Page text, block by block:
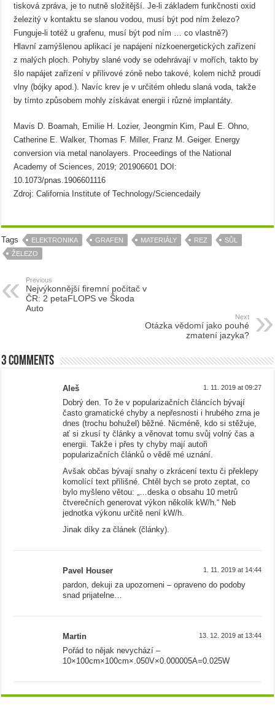
tisková zpráva, je to nutně složitější. Je-li základem funkčnosti oxid
železitý v kontaktu se slanou vodou, musí být pod ním železo?
Funguje-li totéž u grafenu, musí být pod ním … co vlastně?)
Hlavní zamýšlenou aplikací je napájení nízkoenergetických zařízení
z malých ploch. Pohyby slané vody se odehrávají v mořích, takto by
šlo napájet zařízení v přílivové zóně nebo takové, kolem nichž proudí
vlny (bójky apod.). Navíc krev je v určitém ohledu slaná voda, takže
by tímto způsobem mohly získávat energii i různé implantáty.
Mavis D. Boamah, Emilie H. Lozier, Jeongmin Kim, Paul E. Ohno,
Catherine E. Walker, Thomas F. Miller, Franz M. Geiger. Energy
conversion via metal nanolayers. Proceedings of the National
Academy of Sciences, 2019; 201906601 DOI:
10.1073/pnas.1906601116
Zdroj: California Institute of Technology/Sciencedaily
Tags ELEKTRONIKA GRAFEN MATERIÁLY REZ
SŮL
ŽELEZO
Previous
Nejvýkonnější firemní počítač v
ČR: 2 petaFLOPS ve Škoda
Auto
Next
Otázka vědomí jako pouhé
zmatení jazyka?
3 comments
Aleš 1. 11. 2019 at 09:27
Dobrý den. To že v popularizačních článcích bývají
často gramatické chyby a nepřesnosti i hrubého zrna je
dnes (trochu bohužel) běžné. Nicméně, kdo si stěžuje,
ať si zkusí ty články a věnovat tomu svůj volný čas a
energii. Takže i přes ty chyby mají autoři
popularizačních článků o vědě mé uznání.
Avšak občas bývají snahy o zkrácení textu či překlepy
komolící text přílišné. Chtěl bych se proto zeptat, co
bylo myšleno větou: „…deska o obsahu 10 metrů
čtverečních generovat výkon několik kW/h.“ Neb
jednotka výkonu určitě není kW/h.
Jinak díky za článek (články).
Pavel Houser 1. 11. 2019 at 14:44
pardon, dekuji za upozorneni – opraveno do podoby
snad prijatelne…
Martin 13. 12. 2019 at 13:44
Pořád to nějak nevychází –
10×100cm×100cm×.050V×0.000005A=0.025W